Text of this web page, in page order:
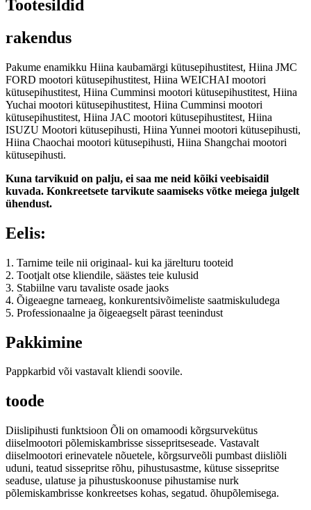
Tootesildid
rakendus
Pakume enamikku Hiina kaubamärgi kütusepihustitest, Hiina JMC
FORD mootori kütusepihustitest, Hiina WEICHAI mootori
kütusepihustitest, Hiina Cumminsi mootori kütusepihustitest, Hiina
Yuchai mootori kütusepihustitest, Hiina Cumminsi mootori
kütusepihustitest, Hiina JAC mootori kütusepihustitest, Hiina
ISUZU Mootori kütusepihusti, Hiina Yunnei mootori kütusepihusti,
Hiina Chaochai mootori kütusepihusti, Hiina Shangchai mootori
kütusepihusti.
Kuna tarvikuid on palju, ei saa me neid kõiki veebisaidil
kuvada. Konkreetsete tarvikute saamiseks võtke meiega julgelt
ühendust.
Eelis:
1. Tarnime teile nii originaal- kui ka järelturu tooteid
2. Tootjalt otse kliendile, säästes teie kulusid
3. Stabiilne varu tavaliste osade jaoks
4. Õigeaegne tarneaeg, konkurentsivõimeliste saatmiskuludega
5. Professionaalne ja õigeaegselt pärast teenindust
Pakkimine
Pappkarbid või vastavalt kliendi soovile.
toode
Diislipihusti funktsioon Õli on omamoodi kõrgsurvekütus
diiselmootori põlemiskambrisse sissepritseseade. Vastavalt
diiselmootori erinevatele nõuetele, kõrgsurveõli pumbast diisliõli
uduni, teatud sissepritse rõhu, pihustusastme, kütuse sissepritse
seaduse, ulatuse ja pihustuskoonuse pihustamise nurk
põlemiskambrisse konkreetses kohas, segatud. õhupõlemisega.